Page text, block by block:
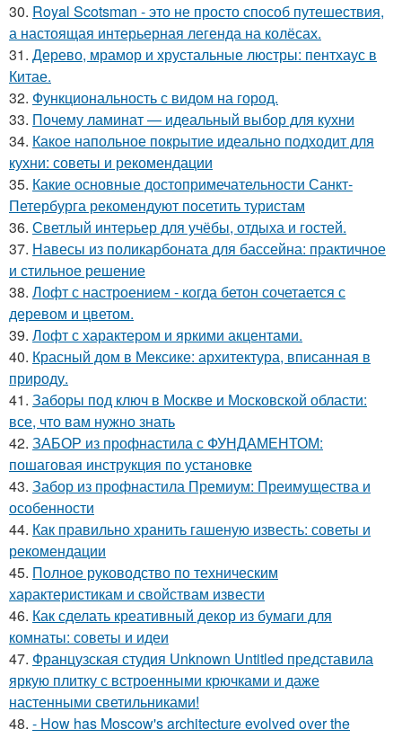
30. Royal Scotsman - это не просто способ путешествия,
а настоящая интерьерная легенда на колёсах.
31. Дерево, мрамор и хрустальные люстры: пентхаус в
Китае.
32. Функциональность с видом на город.
33. Почему ламинат — идеальный выбор для кухни
34. Какое напольное покрытие идеально подходит для
кухни: советы и рекомендации
35. Какие основные достопримечательности Санкт-
Петербурга рекомендуют посетить туристам
36. Светлый интерьер для учёбы, отдыха и гостей.
37. Навесы из поликарбоната для бассейна: практичное
и стильное решение
38. Лофт с настроением - когда бетон сочетается с
деревом и цветом.
39. Лофт с характером и яркими акцентами.
40. Красный дом в Мексике: архитектура, вписанная в
природу.
41. Заборы под ключ в Москве и Московской области:
все, что вам нужно знать
42. ЗАБОР из профнастила с ФУНДАМЕНТОМ:
пошаговая инструкция по установке
43. Забор из профнастила Премиум: Преимущества и
особенности
44. Как правильно хранить гашеную известь: советы и
рекомендации
45. Полное руководство по техническим
характеристикам и свойствам извести
46. Как сделать креативный декор из бумаги для
комнаты: советы и идеи
47. Французская студия Unknown Untitled представила
яркую плитку с встроенными крючками и даже
настенными светильниками!
48. - How has Moscow's architecture evolved over the